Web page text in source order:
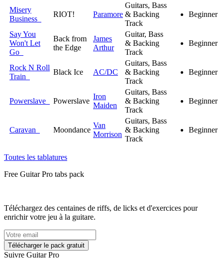
Misery
Business
RIOT! Paramore
Guitars, Bass
& Backing
Track
Beginner
Say You
Won't Let
Go
Back from
the Edge
James
Arthur
Guitar, Bass
& Backing
Track
Beginner
Rock N Roll
Train
Black Ice AC/DC
Guitars, Bass
& Backing
Track
Beginner
Powerslave Powerslave
Iron
Maiden
Guitars, Bass
& Backing
Track
Beginner
Caravan Moondance
Van
Morrison
Guitars, Bass
& Backing
Track
Beginner
Toutes les tablatures
Free Guitar Pro tabs pack
Téléchargez des centaines de riffs, de licks et d'exercices pour
enrichir votre jeu à la guitare.
Suivre Guitar Pro